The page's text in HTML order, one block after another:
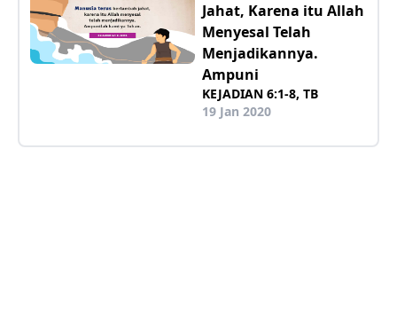
Jahat, Karena itu Allah
Menyesal Telah
Menjadikannya.
Ampuni
KEJADIAN 6:1-8, TB
19 Jan 2020